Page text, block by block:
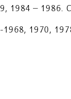
1984 – 1986.
1970,